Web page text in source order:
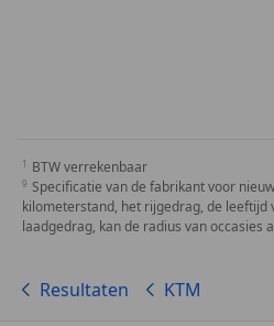
BTW verrekenbaar
Specificatie van de fabrikant voor
kilometerstand, het rijgedrag, de leeftijd
laadgedrag, kan de radius van occasies
Resultaten KTM